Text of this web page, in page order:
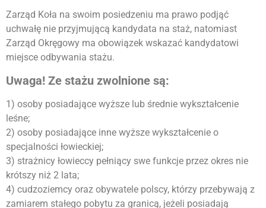
Zarząd Koła na swoim posiedzeniu ma prawo podjąć
uchwałę nie przyjmującą kandydata na staż, natomiast
Zarząd Okręgowy ma obowiązek wskazać kandydatowi
miejsce odbywania stażu.
Uwaga! Ze stażu zwolnione są:
1) osoby posiadające wyższe lub średnie wykształcenie
leśne;
2) osoby posiadające inne wyższe wykształcenie o
specjalności łowieckiej;
3) strażnicy łowieccy pełniący swe funkcje przez okres nie
krótszy niż 2 lata;
4) cudzoziemcy oraz obywatele polscy, którzy przebywają z
zamiarem stałego pobytu za granicą, jeżeli posiadają